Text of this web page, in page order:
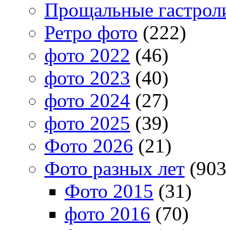
Прощальные
Ретро фото (222)
фото 2022 (46)
фото 2023 (40)
фото 2024 (27)
фото 2025 (39)
Фото 2026 (21)
Фото разных лет
Фото 2015 (31)
фото 2016 (70)